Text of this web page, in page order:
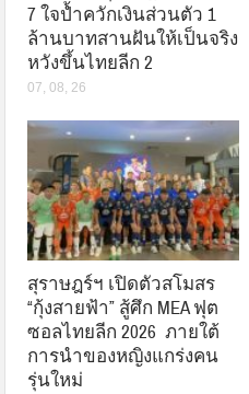
7 ใจป้ำควักเงินส่วนตัว 1
ล้านบาทสานฝันให้เป็นจริง
หวังขึ้นไทยลีก 2
07, 08, 26
สุราษฎร์ฯ เปิดตัวสโมสร
“กุ้งสายฟ้า” สู้ศึก MEA ฟุต
ซอลไทยลีก 2026 ภายใต้
การนำของหญิงแกร่งคน
รุ่นใหม่